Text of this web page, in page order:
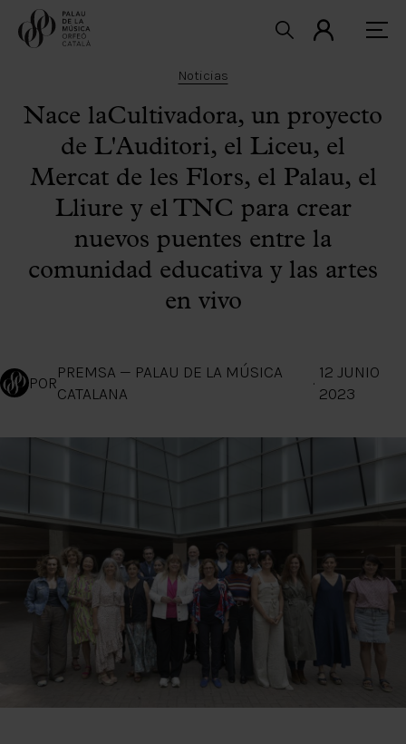
Noticias
Nace laCultivadora, un proyecto
de L'Auditori, el Liceu, el
Mercat de les Flors, el Palau, el
Lliure y el TNC para crear
nuevos puentes entre la
comunidad educativa y las artes
en vivo
POR
PREMSA — PALAU DE LA MÚSICA
CATALANA
·
12 JUNIO
2023